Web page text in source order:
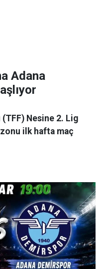
Adana
Nesine 2. Lig
ilk hafta maç